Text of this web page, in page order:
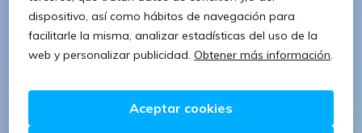
8 caracteres 1 letra minúscula
1 letra mayúscula 1 número